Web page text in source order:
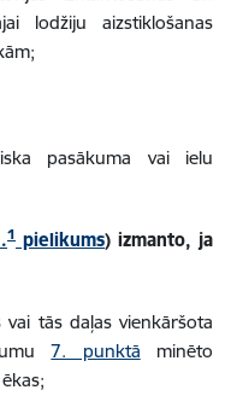
lodžiju aizstiklošanas
pasākuma vai ielu
1 pielikums) izmanto, ja
tās daļas vienkāršota
7. punktā minēto